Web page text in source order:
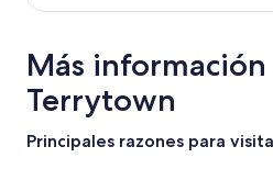
Más información
Terrytown
Principales razones para